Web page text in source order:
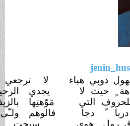
لا ترجعي فلتذهبي للخفاءْ
يجدي الرحيلُ أو يفيد البقاءْ
مَوّهتِها بالزيف =زال
الغطاءْ
فالوهم ولـّى ما تبقـّى ضياءْ
سبحت ِ في مدامع ٍ لا بماءْ